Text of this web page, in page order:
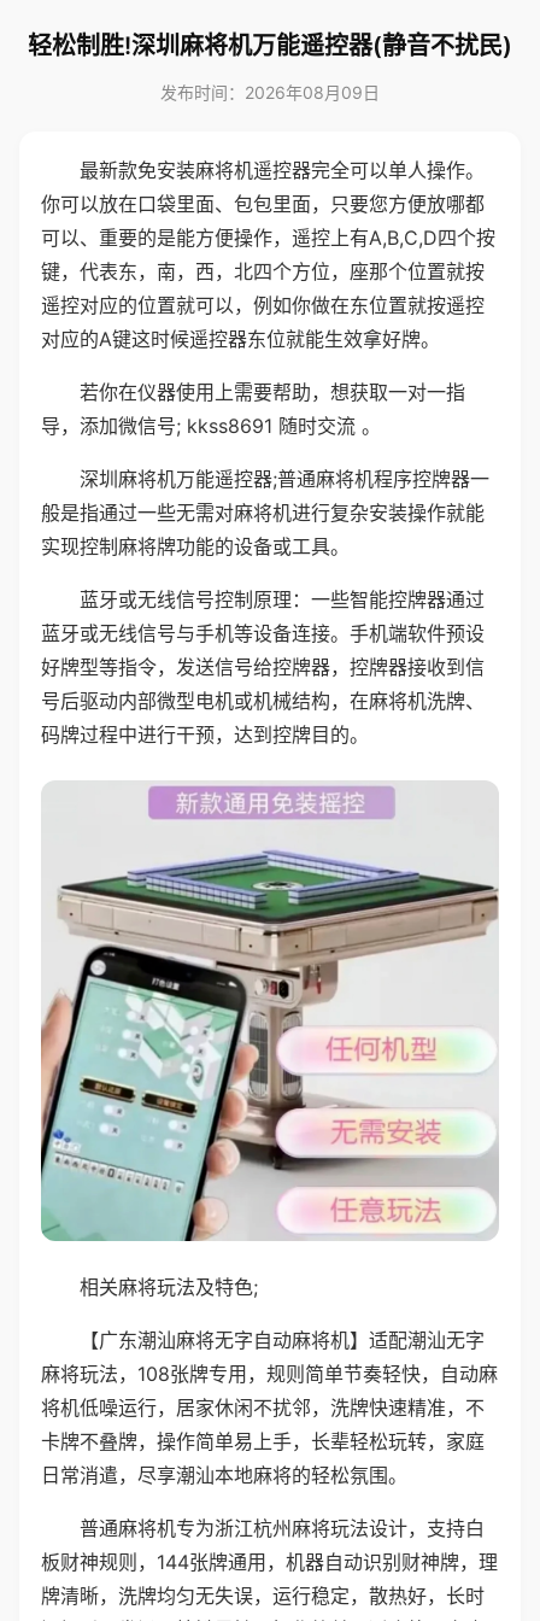
轻松制胜!深圳麻将机万能遥控器(静音不扰民)
发布时间：2026年08月09日
最新款免安装麻将机遥控器完全可以单人操作。
你可以放在口袋里面、包包里面，只要您方便放哪都
可以、重要的是能方便操作，遥控上有A,B,C,D四个按
键，代表东，南，西，北四个方位，座那个位置就按
遥控对应的位置就可以，例如你做在东位置就按遥控
对应的A键这时候遥控器东位就能生效拿好牌。
若你在仪器使用上需要帮助，想获取一对一指
导，添加微信号; kkss8691 随时交流 。
深圳麻将机万能遥控器;普通麻将机程序控牌器一
般是指通过一些无需对麻将机进行复杂安装操作就能
实现控制麻将牌功能的设备或工具。
蓝牙或无线信号控制原理：一些智能控牌器通过
蓝牙或无线信号与手机等设备连接。手机端软件预设
好牌型等指令，发送信号给控牌器，控牌器接收到信
号后驱动内部微型电机或机械结构，在麻将机洗牌、
码牌过程中进行干预，达到控牌目的。
相关麻将玩法及特色;
【广东潮汕麻将无字自动麻将机】适配潮汕无字
麻将玩法，108张牌专用，规则简单节奏轻快，自动麻
将机低噪运行，居家休闲不扰邻，洗牌快速精准，不
卡牌不叠牌，操作简单易上手，长辈轻松玩转，家庭
日常消遣，尽享潮汕本地麻将的轻松氛围。
普通麻将机专为浙江杭州麻将玩法设计，支持白
板财神规则，144张牌通用，机器自动识别财神牌，理
牌清晰，洗牌均匀无失误，运行稳定，散热好，长时